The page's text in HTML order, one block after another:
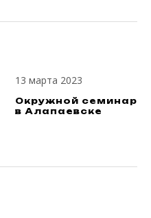
13 марта 2023
Окружной семинар
в Алапаевске